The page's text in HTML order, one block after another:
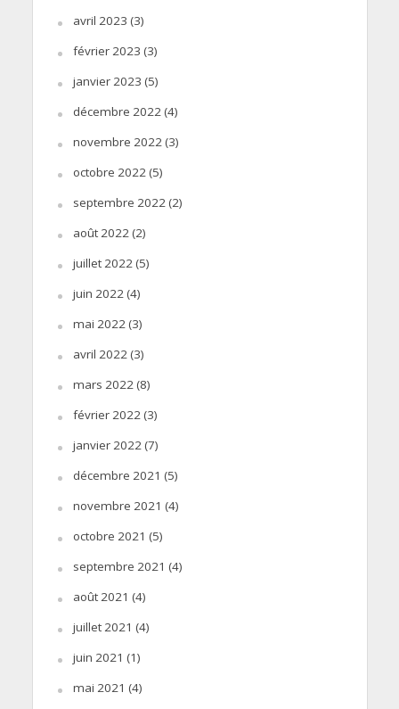
avril 2023 (3)
février 2023 (3)
janvier 2023 (5)
décembre 2022(4)
novembre 2022(3)
octobre 2022(5)
septembre 2022(2)
août 2022(2)
juillet 2022(5)
juin 2022(4)
mai 2022(3)
avril 2022(3)
mars 2022(8)
février 2022(3)
janvier 2022(7)
décembre 2021 (5)
novembre 2021 (4)
octobre 2021 (5)
septembre 2021 (4)
août 2021 (4)
juillet 2021 (4)
juin 2021 (1)
mai 2021 (4)